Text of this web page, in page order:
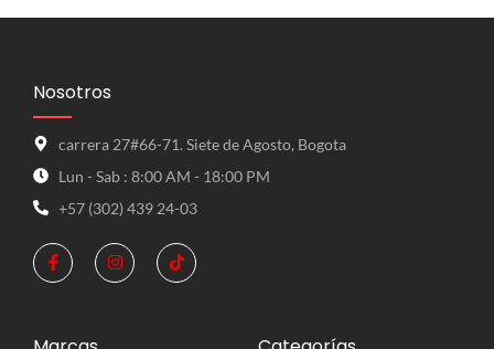
Nosotros
carrera 27#66-71. Siete de Agosto, Bogota
Lun - Sab : 8:00 AM - 18:00 PM
+57 (302) 439 24-03